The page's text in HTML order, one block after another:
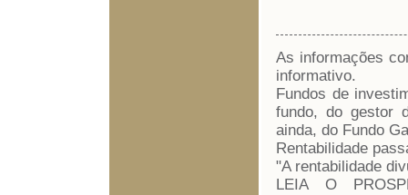
As informações
informativo.
Fundos de
fundo, do gestor
ainda, do Fundo
Rentabilidade
"A rentabilidade
LEIA O